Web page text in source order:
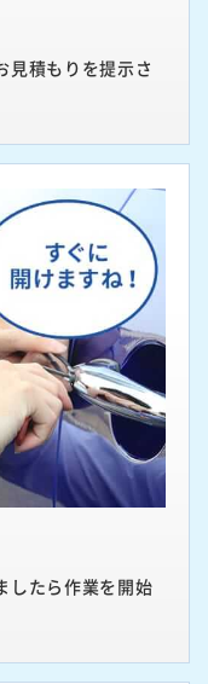
見積もりを提示さ
したら作業を開始